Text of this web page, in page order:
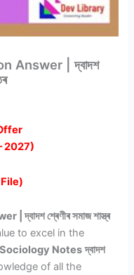
Answer | দ্বাদশ
2027)
শ্ৰেণীৰ সমাজ শাস্ত্ৰ
to excel in the
Notes দ্বাদশ
of all the